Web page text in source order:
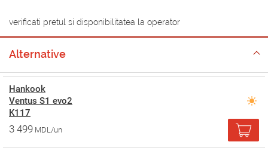
verificati pretul si disponibilitatea la operator
Alternative
Hankook
Ventus S1 evo2
K117
3 499 MDL/un